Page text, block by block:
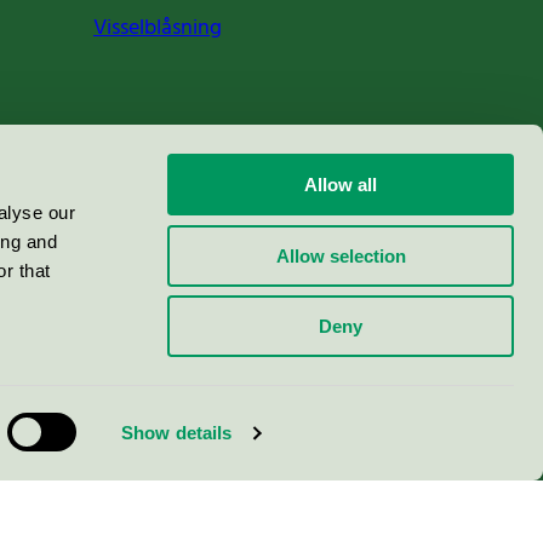
our
and
that
Show details
Allow all
Allow selection
Deny
Visselblåsning